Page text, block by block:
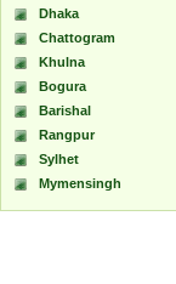
Dhaka
Chattogram
Khulna
Bogura
Barishal
Rangpur
Sylhet
Mymensingh